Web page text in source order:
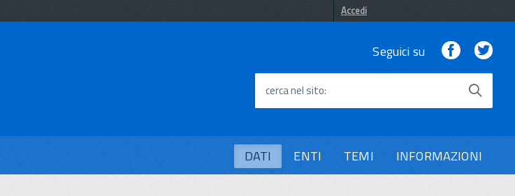
Accedi
Seguici su Facebook
cerca nel sito
DATI ENTI TEMI INFORMAZIONI